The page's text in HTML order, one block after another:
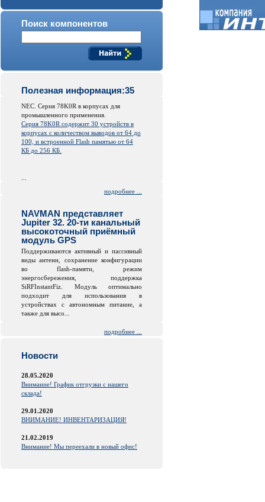
Поиск компонентов
Полезная информация:35
NEC. Серия 78K0R в корпусах для
промышленного применения.
Серия 78K0R содержит 30 устройств в
корпусах с количеством выводов от 64 до
100, и встроенной Flash памятью от 64
КБ до 256 КБ.
подробнее ...
NAVMAN представляет
Jupiter 32. 20-ти канальный
высокоточный приёмный
модуль GPS
Поддерживаются активный и пассивный
виды антенн, сохранение конфигурации
во flash-памяти, режим
энергосбережения, поддержка
SiRFInstantFiz. Модуль оптимально
подходит для использования в
устройствах с автономным питание, а
также для высо...
подробнее ...
Новости
28.05.2020
Внимание! График отгрузки с нашего
склада!
29.01.2020
ВНИМАНИЕ! ИНВЕНТАРИЗАЦИЯ!
21.02.2019
Внимание! Мы переехали в новый офис!